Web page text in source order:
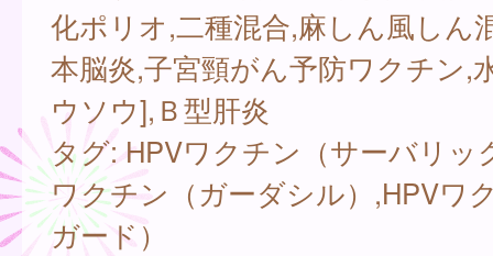
化ポリオ,二種混合,麻しん風しん
本脳炎,子宮頸がん予防ワクチン,
ウソウ],Ｂ型肝炎
タグ: HPVワクチン（サーバリッ
ワクチン（ガーダシル）,HPVワ
ガード）